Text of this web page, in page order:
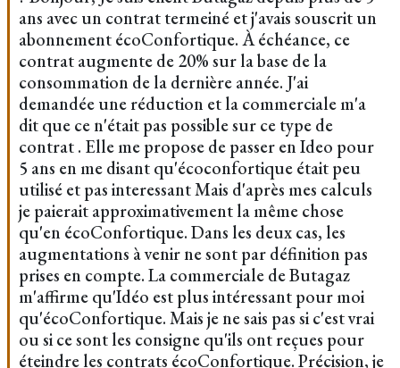
ans avec un contrat termeiné et j'avais souscrit un
abonnement écoConfortique. À échéance, ce
contrat augmente de 20% sur la base de la
consommation de la dernière année. J'ai
demandée une réduction et la commerciale m'a
dit que ce n'était pas possible sur ce type de
contrat . Elle me propose de passer en Ideo pour
5 ans en me disant qu'écoconfortique était peu
utilisé et pas interessant Mais d'après mes calculs
je paierait approximativement la même chose
qu'en écoConfortique. Dans les deux cas, les
augmentations à venir ne sont par définition pas
prises en compte. La commerciale de Butagaz
m'affirme qu'Idéo est plus intéressant pour moi
qu'écoConfortique. Mais je ne sais pas si c'est vrai
ou si ce sont les consigne qu'ils ont reçues pour
éteindre les contrats écoConfortique. Précision, je